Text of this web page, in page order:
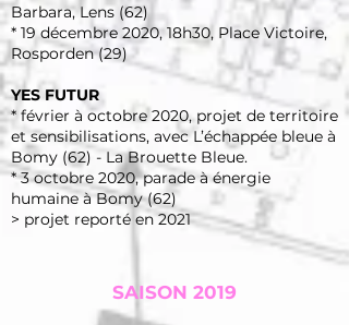
Barbara, Lens (62)
* 19 décembre 2020, 18h30, Place Victoire,
Rosporden (29)
YES FUTUR
* février à octobre 2020, projet de territoire
et sensibilisations, avec L’échappée bleue à
Bomy (62) - La Brouette Bleue.
* 3 octobre 2020, parade à énergie
humaine à Bomy (62)
> projet reporté en 2021
SAISON 2019